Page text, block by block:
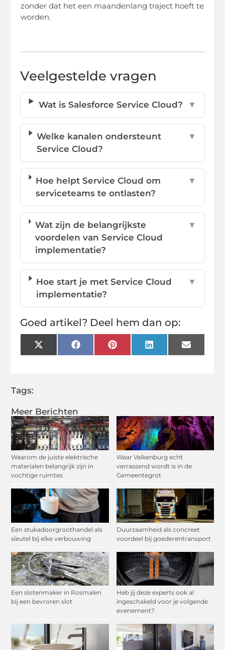
Meer Berichten
Waarom de juiste elektrische
materialen belangrijk zijn in
vochtige ruimtes
Waar Valkenburg echt
verrassend wordt is in de
Gemeentegrot
Een stukadoorgroothandel als
sleutel bij elke verbouwing
Duurzaamheid als concreet
voordeel bij goederentransport
Een slotenmaker in Rosmalen
bij een bevroren slot
Heb jij deze experts ook al
ingeschakeld voor je volgende
evenement?
zonder dat het een maandenlang traject hoeft te
worden.
Veelgestelde vragen
Wat is Salesforce Service Cloud? ▼
Welke kanalen ondersteunt
Service Cloud?
▼
Hoe helpt Service Cloud om
serviceteams te ontlasten?
▼
Wat zijn de belangrijkste
voordelen van Service Cloud
implementatie?
▼
Hoe start je met Service Cloud
implementatie?
▼
Goed artikel? Deel hem dan op:
X
(Twitter)
FacebookPinterestLinkedInEmail
Tags: